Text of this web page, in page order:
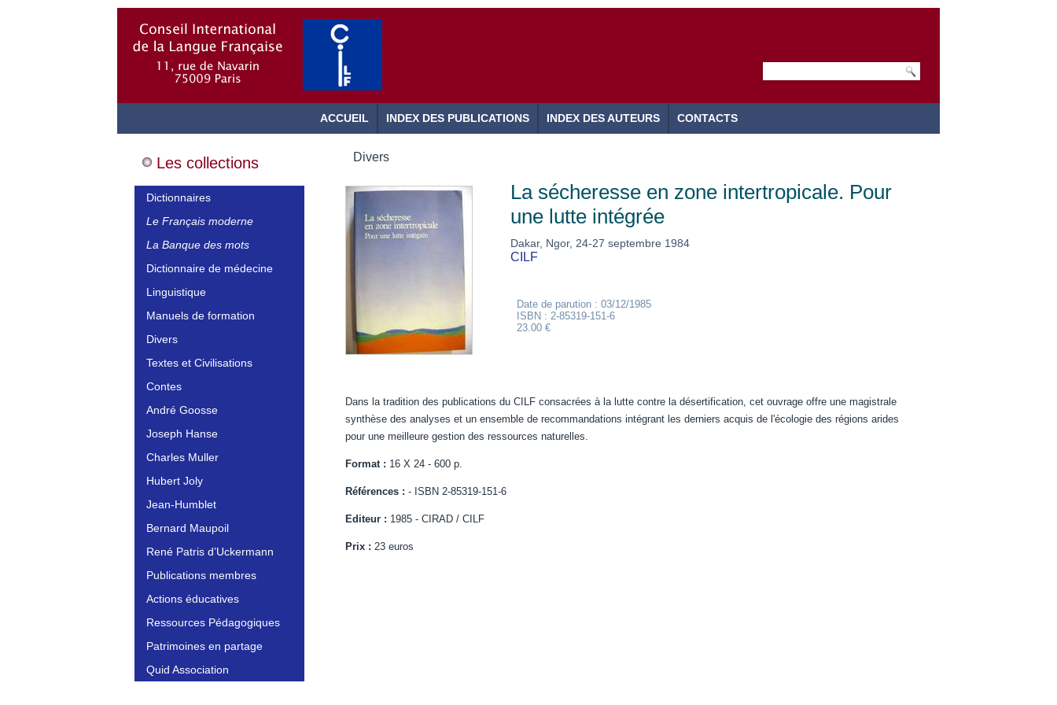
ACCUEIL INDEX DES PUBLICATIONS INDEX DES AUTEURS CONTACTS
Les collections
Dictionnaires
Le Français moderne
La Banque des mots
Dictionnaire de médecine
Linguistique
Manuels de formation
Divers
Textes et Civilisations
Contes
André Goosse
Joseph Hanse
Charles Muller
Hubert Joly
Jean-Humblet
Bernard Maupoil
René Patris d’Uckermann
Publications membres
Actions éducatives
Ressources Pédagogiques
Patrimoines en partage
Quid Association
Divers
La sécheresse en zone intertropicale. Pour
une lutte intégrée
Dakar, Ngor, 24-27 septembre 1984
CILF
Date de parution : 03/12/1985
ISBN : 2-85319-151-6
23.00 €
Dans la tradition des publications du CILF consacrées à la lutte contre la désertification, cet ouvrage offre une magistrale
synthèse des analyses et un ensemble de recommandations intégrant les derniers acquis de l'écologie des régions arides
pour une meilleure gestion des ressources naturelles.
Format : 16 X 24 - 600 p.
Références : - ISBN 2-85319-151-6
Editeur : 1985 - CIRAD / CILF
Prix : 23 euros